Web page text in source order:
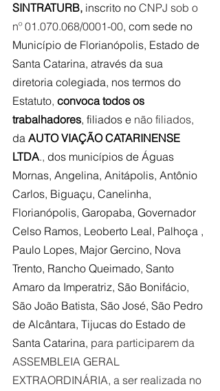
SINTRATURB, inscrito no CNPJ sob o
nº 01.070.068/0001-00, com sede no
Município de Florianópolis, Estado de
Santa Catarina, através da sua
diretoria colegiada, nos termos do
Estatuto, convoca todos os
trabalhadores, filiados e não filiados,
da AUTO VIAÇÃO CATARINENSE
LTDA., dos municípios de Águas
Mornas, Angelina, Anitápolis, Antônio
Carlos, Biguaçu, Canelinha,
Florianópolis, Garopaba, Governador
Celso Ramos, Leoberto Leal, Palhoça ,
Paulo Lopes, Major Gercino, Nova
Trento, Rancho Queimado, Santo
Amaro da Imperatriz, São Bonifácio,
São João Batista, São José, São Pedro
de Alcântara, Tijucas do Estado de
Santa Catarina, para participarem da
ASSEMBLEIA GERAL
EXTRAORDINÁRIA, a ser realizada no